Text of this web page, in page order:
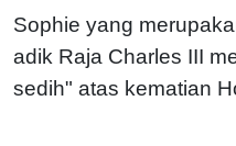
Sophie yang
adik Raja Charles III
sedih" atas kematian